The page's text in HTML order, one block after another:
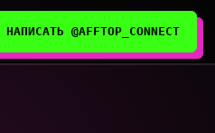
НАПИСАТЬ @AFFTOP_CONNECT